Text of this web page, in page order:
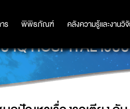
ร พิพิธภัณฑ์ คลังความรู้และงานวิ
ร พิพิธภัณฑ์ คลังความรู้และงานวิ
IQ HOSPITAL เว็